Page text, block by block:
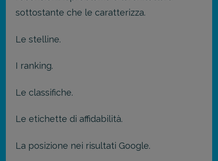
sottostante che le caratterizza.
Le stelline.
I ranking.
Le classifiche.
Le etichette di affidabilità.
La posizione nei risultati Google.